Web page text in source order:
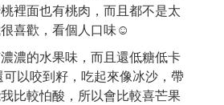
裡面也有桃肉，而且都不是太
喜歡，看個人口味☺️
濃的水果味，而且還低糖低卡
以咬到籽，吃起來像冰沙，帶
比較怕酸，所以會比較喜芒果